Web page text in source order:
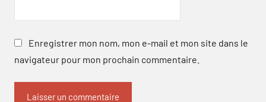
Enregistrer mon nom, mon e-mail et mon site dans le
navigateur pour mon prochain commentaire.